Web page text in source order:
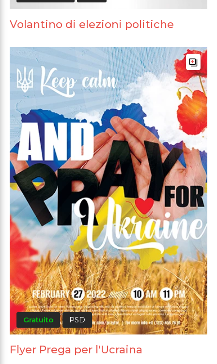
Volantino di elezioni politiche
Gratuito PSD
Flyer Prega per l'Ucraina